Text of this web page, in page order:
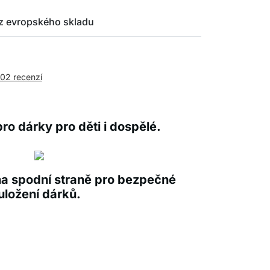
evropského skladu
recenzí
dárky pro děti i dospělé.
spodní straně pro bezpečné
dárků.